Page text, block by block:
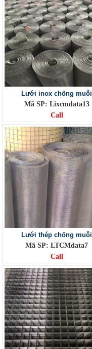
Lưới inox chống muỗi
Mã SP: Lixcmdata13
Call
Lưới thép chống muỗi
Mã SP: LTCMdata7
Call